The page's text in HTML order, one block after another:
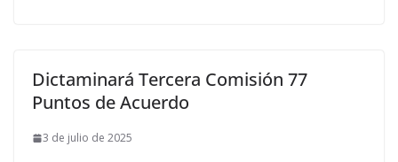
Dictaminará Tercera Comisión 77
Puntos de Acuerdo
3 de julio de 2025